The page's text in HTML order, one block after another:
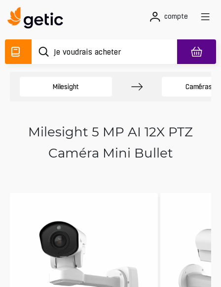
compte
Milesight Caméras
Milesight 5 MP AI 12X PTZ
Caméra Mini Bullet